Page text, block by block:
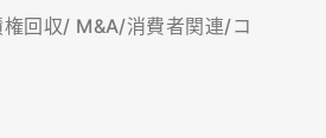
権回収/ M&A/消費者関連/コ